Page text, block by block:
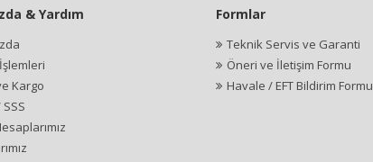
& Yardım
Kargo
Formlar
Teknik Servis ve Garanti
Öneri ve İletişim Formu
Havale / EFT Bildirim Formu